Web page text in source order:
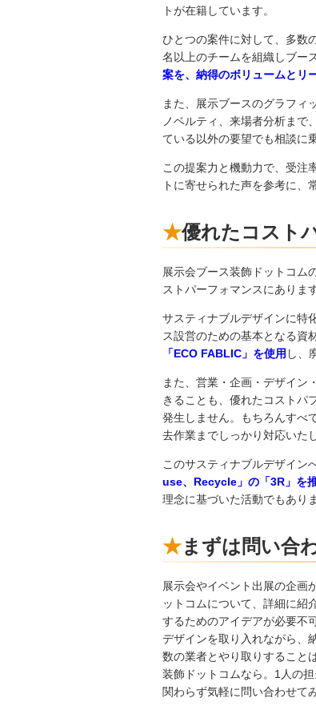
トが在籍しています。
ひとつの案件に対して、多数
名以上のチームを組織しブー
案を、納得のボリュームとリ
また、展示ブースのグラフィ
ノベルティ、来場者分析まで
ている以外の要望でも相談に
この提案力と機動力で、受注
トに寄せられた声を参考に、
優れたコスト
展示会ブース装飾ドットコム
ストパーフォマンスにあります
サスティナブルデザインに特
ス設営のための基本となる資
「ECO FABLIC」を使用 し、
また、営業・企画・デザイン
きることも、優れたコストパ
発生しません。もちろんすべ
去作業までしっかり対応いた
このサスティナブルデザイン
use、Recycle」の「3R」を
理念に基づいた活動でもありま
まずは問い合
展示会やイベント出展の企画
ットコムについて、詳細に紹
するためのアイデアが必要不
デザインを取り入れながら、
数の業者とやり取りすること
装飾ドットコムなら。1人の
関わらず気軽に問い合わせて